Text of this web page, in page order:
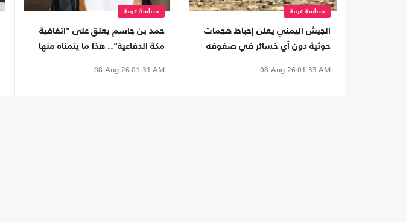
سياسة عربية
الجيش اليمني يعلن إحباط هجمات
حوثية دون أي خسائر في صفوفه
08-Aug-26 01:33 AM
سياسة عربية
حمد بن جاسم يعلق على "اتفاقية
مكة الدفاعية".. هذا ما يتمناه منها
08-Aug-26 01:31 AM